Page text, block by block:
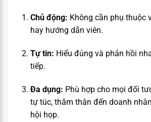
Chủ động: Không cần phụ thuộc
hay hướng dẫn viên.
Tự tin: Hiểu đúng và phản hồi
tiếp.
Đa dụng: Phù hợp cho mọi đối
tự túc, thăm thân đến doanh
hội họp.